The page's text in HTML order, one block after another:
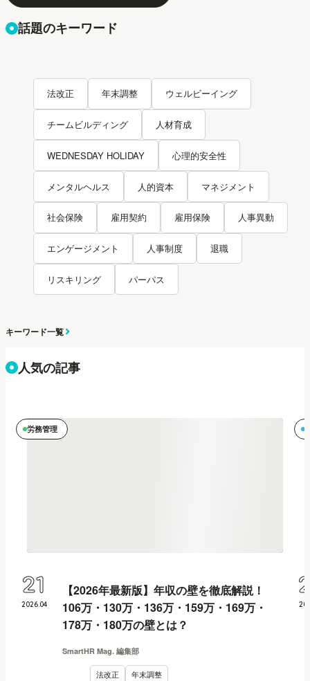
話題のキーワード
法改正 年末調整 ウェルビーイング
チームビルディング 人材育成
WEDNESDAY HOLIDAY 心理的安全性
メンタルヘルス 人的資本 マネジメント
社会保険 雇用契約 雇用保険 人事異動
エンゲージメント 人事制度 退職
リスキリング パーパス
キーワード一覧
人気の記事
労務管理
【2026年最新版】年収の壁を徹底解説！
106万・130万・136万・159万・169万・
178万・180万の壁とは？
SmartHR Mag. 編集部
法改正 年末調整
2026.04
21